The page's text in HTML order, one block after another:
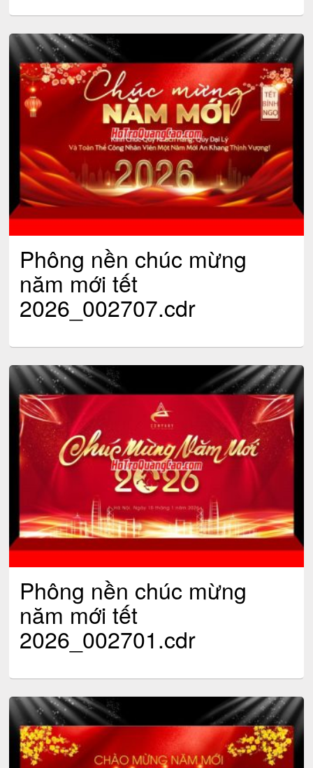
Phông nền chúc mừng
năm mới tết
2026_002707.cdr
Phông nền chúc mừng
năm mới tết
2026_002701.cdr